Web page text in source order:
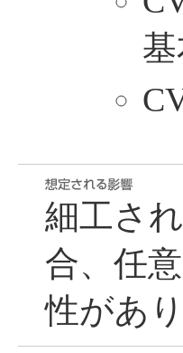
細工さ
合、任
性があり